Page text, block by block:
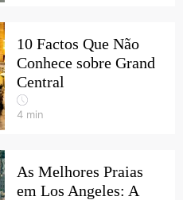
10 Factos Que Não
Conhece sobre Grand
Central
4 min
As Melhores Praias
em Los Angeles: A